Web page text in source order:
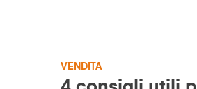
VENDITA